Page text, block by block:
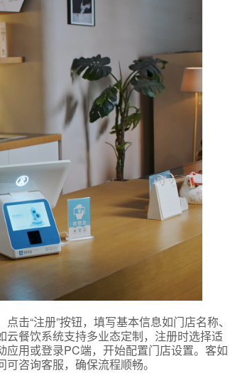
击“注册”按钮，填写基本信息如门店名称、
餐饮系统支持多业态定制，注册时选择适
用或登录PC端，开始配置门店设置。客如
咨询客服，确保流程顺畅。